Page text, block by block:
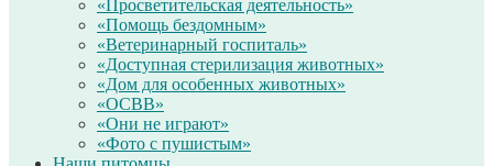
«Просветительская деятельность»
«Помощь бездомным»
«Ветеринарный госпиталь»
«Доступная стерилизация животных»
«Дом для особенных животных»
«ОСВВ»
«Они не играют»
«Фото с пушистым»